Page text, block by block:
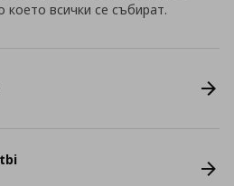
всички се събират.